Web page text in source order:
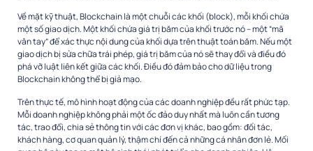
Về mặt kỹ thuật, Blockchain là một chuỗi các khối (block), mỗi khối chứa
một số giao dịch. Một khối chứa giá trị băm của khối trước nó – một “mã
vân tay” để xác thực nội dung của khối dựa trên thuật toán băm. Nếu một
giao dịch bị sửa chữa trái phép, giá trị băm của nó sẽ thay đổi và điều đó
phá vỡ luật liên kết giữa các khối. Điều đó đảm bảo cho dữ liệu trong
Blockchain không thể bị giả mạo.
Trên thực tế, mô hình hoạt động của các doanh nghiệp đều rất phức tạp.
Mỗi doanh nghiệp không phải một ốc đảo duy nhất mà luôn cần tương
tác, trao đổi, chia sẻ thông tin với các đơn vị khác, bao gồm: đối tác,
khách hàng, cơ quan quản lý, thậm chí đến cả những cá nhân đơn lẻ. Mối